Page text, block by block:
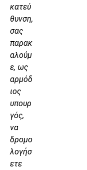
κατεύ
θυνση,
σας
παρακ
αλούμ
ε, ως
αρμόδ
ιος
υπουρ
γός,
να
δρομο
λογήσ
ετε